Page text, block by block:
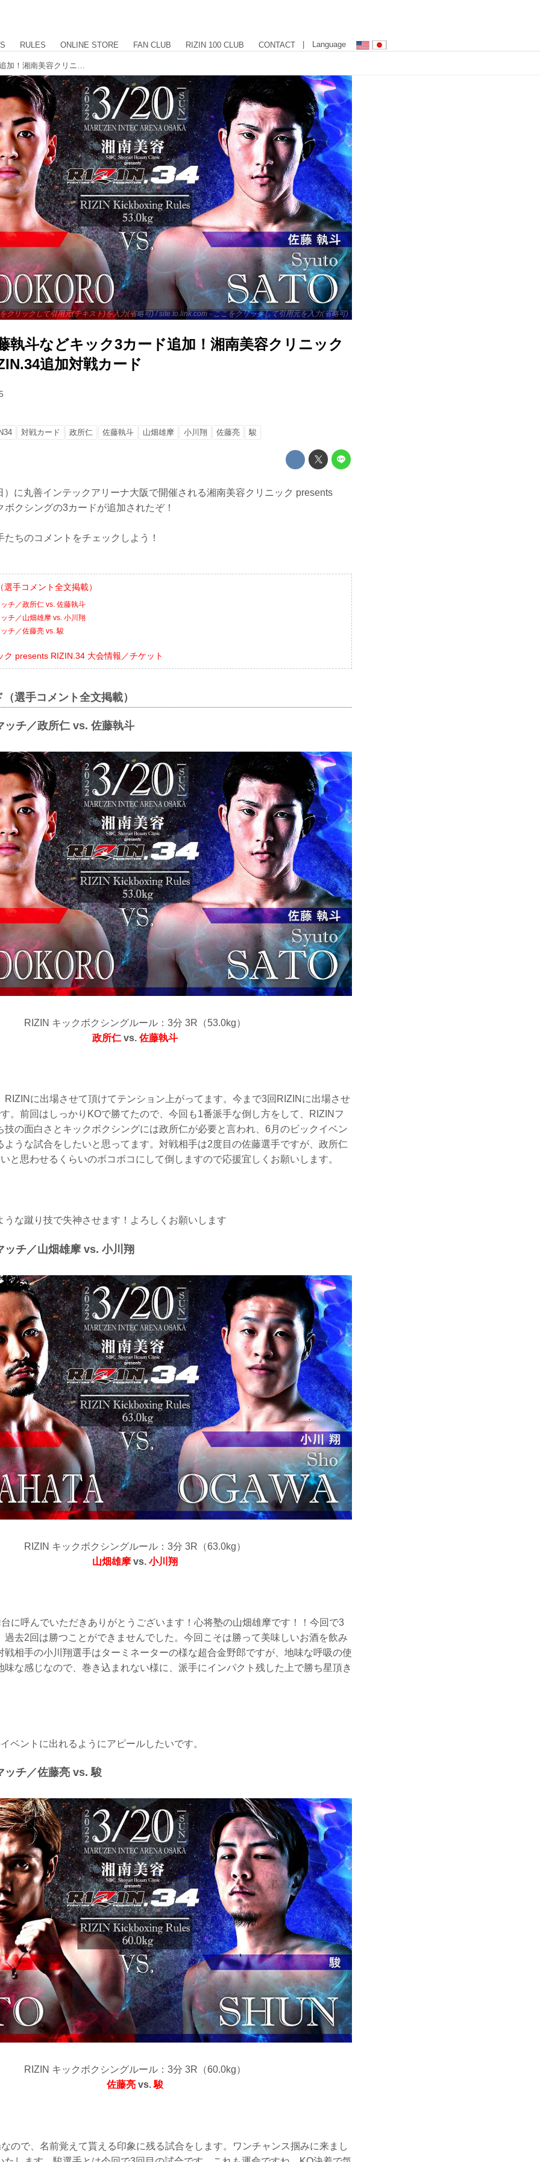
RULES ONLINE STORE FAN CLUB RIZIN 100 CLUB CONTACT | Language
クリックして引用元(テキスト)を入力(省略可) / site.to.link.com - ここをクリックして引用元を入力(省略可)
執斗などキック3カード追加！湘南美容クリニック
追加対戦カード
対戦カード 政所仁 佐藤執斗 山畑雄摩 小川翔 佐藤亮 駿
）に丸善インテックアリーナ大阪で開催される湘南美容クリニック presents
クシングの3カードが追加されたぞ！
ちのコメントをチェックしよう！
手コメント全文掲載）
チ／政所仁 vs. 佐藤執斗
チ／山畑雄摩 vs. 小川翔
チ／佐藤亮 vs. 駿
ク presents RIZIN.34 大会情報／チケット
選手コメント全文掲載）
ッチ／政所仁 vs. 佐藤執斗
RIZIN キックボクシングルール：3分 3R（53.0kg）
政所仁 vs. 佐藤執斗
RIZINに出場させて頂けてテンション上がってます。今まで3回RIZINに出場させ
。前回はしっかりKOで勝てたので、今回も1番派手な倒し方をして、RIZINフ
技の面白さとキックボクシングには政所仁が必要と言われ、6月のビックイベン
ような試合をしたいと思ってます。対戦相手は2度目の佐藤選手ですが、政所仁
と思わせるくらいのボコボコにして倒しますので応援宜しくお願いします。
うな蹴り技で失神させます！よろしくお願いします
ッチ／山畑雄摩 vs. 小川翔
RIZIN キックボクシングルール：3分 3R（63.0kg）
山畑雄摩 vs. 小川翔
に呼んでいただきありがとうございます！心将塾の山畑雄摩です！！今回で3
過去2回は勝つことができませんでした。今回こそは勝って美味しいお酒を飲み
戦相手の小川翔選手はターミネーターの様な超合金野郎ですが、地味な呼吸の使
味な感じなので、巻き込まれない様に、派手にインパクト残した上で勝ち星頂き
ベントに出れるようにアピールしたいです。
ッチ／佐藤亮 vs. 駿
RIZIN キックボクシングルール：3分 3R（60.0kg）
佐藤亮 vs.駿
ので、名前覚えて貰える印象に残る試合をします。ワンチャンス掴みに来まし